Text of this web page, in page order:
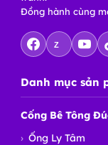
Đồng hành cùng
Z
Danh mục sản
Cống Bê Tông
Ống Ly Tâm